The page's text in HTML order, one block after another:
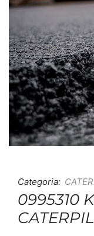
Categoria:
0995310